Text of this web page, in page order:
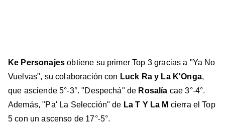
Ke Personajesobtiene su primer Top 3 gracias a "Ya No
Vuelvas", su colaboración con Luck Ra y La K'Onga,
que asciende 5°-3°. "Despechá" de Rosalía cae 3°-4°.
Además, "Pa' La Selección" de La T Y La M cierra el Top
5 con un ascenso de 17°-5°.